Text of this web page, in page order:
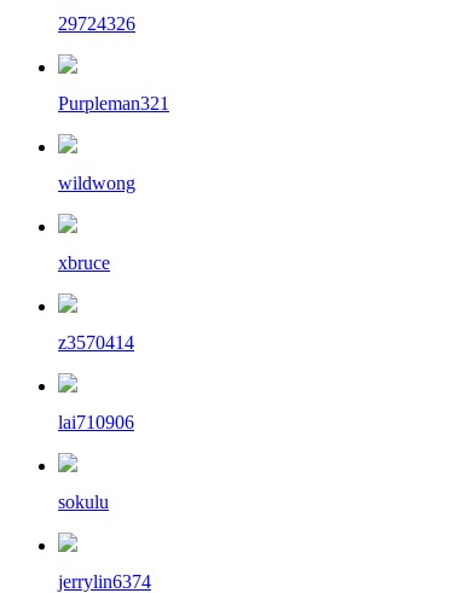
29724326
Purpleman321
wildwong
xbruce
z3570414
lai710906
sokulu
jerrylin6374